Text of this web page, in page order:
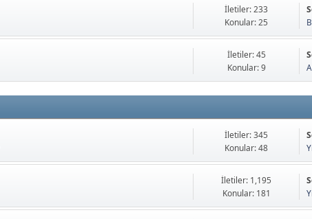
İletiler: 233
Konular: 25
İletiler: 45
Konular: 9
İletiler: 345
Konular: 48
İletiler: 1,195
Konular: 181